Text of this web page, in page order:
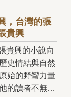
行。我們總是
不知道該如何
蓄，卻不敢把
生更美好的事
欽佩與羨慕、
與地位，一不
主人，變成了
，台灣的張
貴興
史情結與自然
始的野蠻力量
的讀者不無可